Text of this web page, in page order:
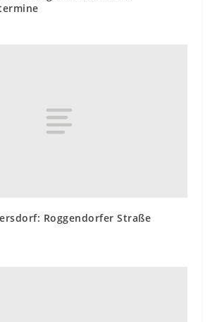
Roggendorfer Straße